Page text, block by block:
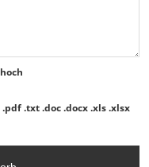
.pdf .txt .doc .docx .xls .xlsx